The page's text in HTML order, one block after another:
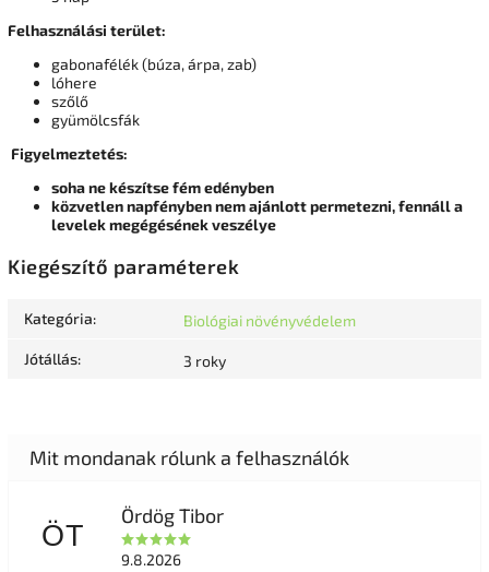
Felhasználási terület:
gabonafélék (búza, árpa, zab)
lóhere
szőlő
gyümölcsfák
Figyelmeztetés:
soha ne készítse fém edényben
közvetlen napfényben nem ajánlott permetezni, fennáll a
levelek megégésének veszélye
Kiegészítő paraméterek
Kategória: Biológiai növényvédelem
Jótállás: 3 roky
ÖT
Ördög Tibor
9.8.2026